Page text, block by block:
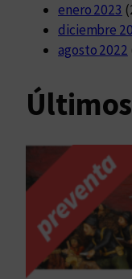
enero 2023
diciembre
agosto 2022